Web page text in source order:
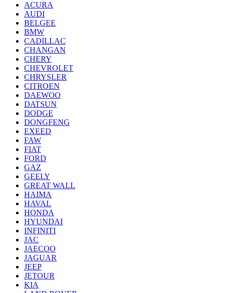
ACURA
AUDI
BELGEE
BMW
CADILLAC
CHANGAN
CHERY
CHEVROLET
CHRYSLER
CITROEN
DAEWOO
DATSUN
DODGE
DONGFENG
EXEED
FAW
FIAT
FORD
GAZ
GEELY
GREAT WALL
HAIMA
HAVAL
HONDA
HYUNDAI
INFINITI
JAC
JAECOO
JAGUAR
JEEP
JETOUR
KIA